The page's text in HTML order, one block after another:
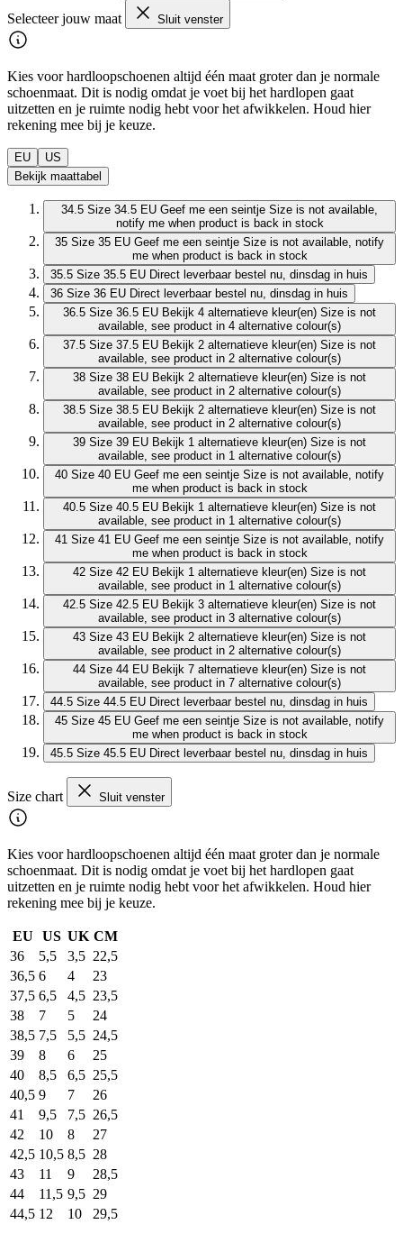
Selecteer jouw maat Sluit venster
Kies voor hardloopschoenen altijd één maat groter dan je normale
schoenmaat. Dit is nodig omdat je voet bij het hardlopen gaat
uitzetten en je ruimte nodig hebt voor het afwikkelen. Houd hier
rekening mee bij je keuze.
EU
US
Bekijk maattabel
34.5 Size 34.5 EU Geef me een seintje Size is not available,
notify me when product is back in stock
35 Size 35 EU Geef me een seintje Size is not available, notify
me when product is back in stock
35.5 Size 35.5 EU Direct leverbaar bestel nu, dinsdag in huis
36 Size 36 EU Direct leverbaar bestel nu, dinsdag in huis
36.5 Size 36.5 EU Bekijk 4 alternatieve kleur(en) Size is not
available, see product in 4 alternative colour(s)
37.5 Size 37.5 EU Bekijk 2 alternatieve kleur(en) Size is not
available, see product in 2 alternative colour(s)
38 Size 38 EU Bekijk 2 alternatieve kleur(en) Size is not
available, see product in 2 alternative colour(s)
38.5 Size 38.5 EU Bekijk 2 alternatieve kleur(en) Size is not
available, see product in 2 alternative colour(s)
39 Size 39 EU Bekijk 1 alternatieve kleur(en) Size is not
available, see product in 1 alternative colour(s)
40 Size 40 EU Geef me een seintje Size is not available, notify
me when product is back in stock
40.5 Size 40.5 EU Bekijk 1 alternatieve kleur(en) Size is not
available, see product in 1 alternative colour(s)
41 Size 41 EU Geef me een seintje Size is not available, notify
me when product is back in stock
42 Size 42 EU Bekijk 1 alternatieve kleur(en) Size is not
available, see product in 1 alternative colour(s)
42.5 Size 42.5 EU Bekijk 3 alternatieve kleur(en) Size is not
available, see product in 3 alternative colour(s)
43 Size 43 EU Bekijk 2 alternatieve kleur(en) Size is not
available, see product in 2 alternative colour(s)
44 Size 44 EU Bekijk 7 alternatieve kleur(en) Size is not
available, see product in 7 alternative colour(s)
44.5 Size 44.5 EU Direct leverbaar bestel nu, dinsdag in huis
45 Size 45 EU Geef me een seintje Size is not available, notify
me when product is back in stock
45.5 Size 45.5 EU Direct leverbaar bestel nu, dinsdag in huis
Size chart Sluit venster
Kies voor hardloopschoenen altijd één maat groter dan je normale
schoenmaat. Dit is nodig omdat je voet bij het hardlopen gaat
uitzetten en je ruimte nodig hebt voor het afwikkelen. Houd hier
rekening mee bij je keuze.
EU US UK CM
36
5,5 3,5 22,5
36,5 6 4
23
37,5 6,5 4,5 23,5
38
7 5
24
38,5 7,5 5,5 24,5
39
8 6
25
40
8,5 6,5 25,5
40,5 9 7
26
41
9,5 7,5 26,5
42
10 8
27
42,5 10,5 8,5 28
43
11 9
28,5
44
11,5 9,5 29
44,5 12 10 29,5